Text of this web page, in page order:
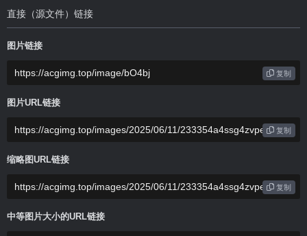
直接（源文件）链接
图片链接
复制
图片URL链接
复制
缩略图URL链接
复制
中等图片大小的URL链接